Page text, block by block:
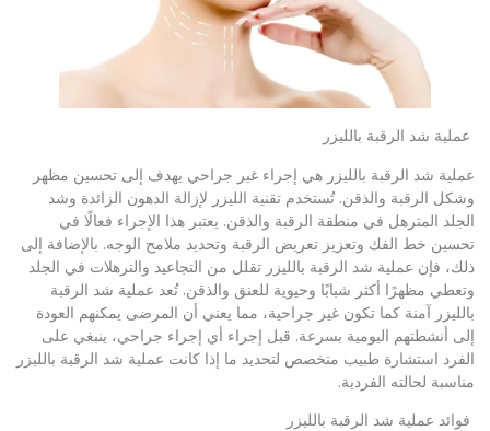
عملية شد الرقبة بالليزر
عملية شد الرقبة بالليزر هي إجراء غير جراحي يهدف إلى تحسين مظهر
وشكل الرقبة والذقن. تُستخدم تقنية الليزر لإزالة الدهون الزائدة وشد
الجلد المترهل في منطقة الرقبة والذقن. يعتبر هذا الإجراء فعالًا في
تحسين خط الفك وتعزيز تعريض الرقبة وتحديد ملامح الوجه. بالإضافة إلى
ذلك، فإن عملية شد الرقبة بالليزر تقلل من التجاعيد والترهلات في الجلد
وتعطي مظهرًا أكثر شبابًا وحيوية للعنق والذقن. تُعد عملية شد الرقبة
بالليزر آمنة كما تكون غير جراحية، مما يعني أن المرضى يمكنهم العودة
إلى أنشطتهم اليومية بسرعة. قبل إجراء أي إجراء جراحي، ينبغي على
الفرد استشارة طبيب متخصص لتحديد ما إذا كانت عملية شد الرقبة بالليزر
مناسبة لحالته الفردية.
فوائد عملية شد الرقبة بالليزر